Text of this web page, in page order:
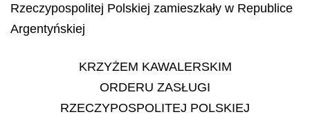
Rzeczypospolitej Polskiej zamieszkały w Republice
Argentyńskiej
KRZYŻEM KAWALERSKIM
ORDERU ZASŁUGI
RZECZYPOSPOLITEJ POLSKIEJ